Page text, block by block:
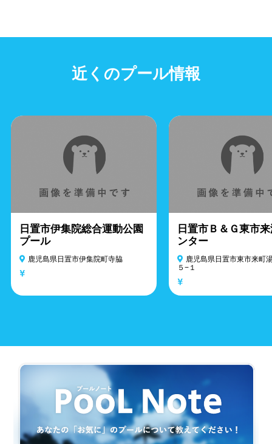
近くのプール情報
日置市伊集院総合運動公園
プール
鹿児島県日置市伊集院町寺脇
日置市Ｂ＆Ｇ東市
ンター
鹿児島県日置市東市来町
５−１